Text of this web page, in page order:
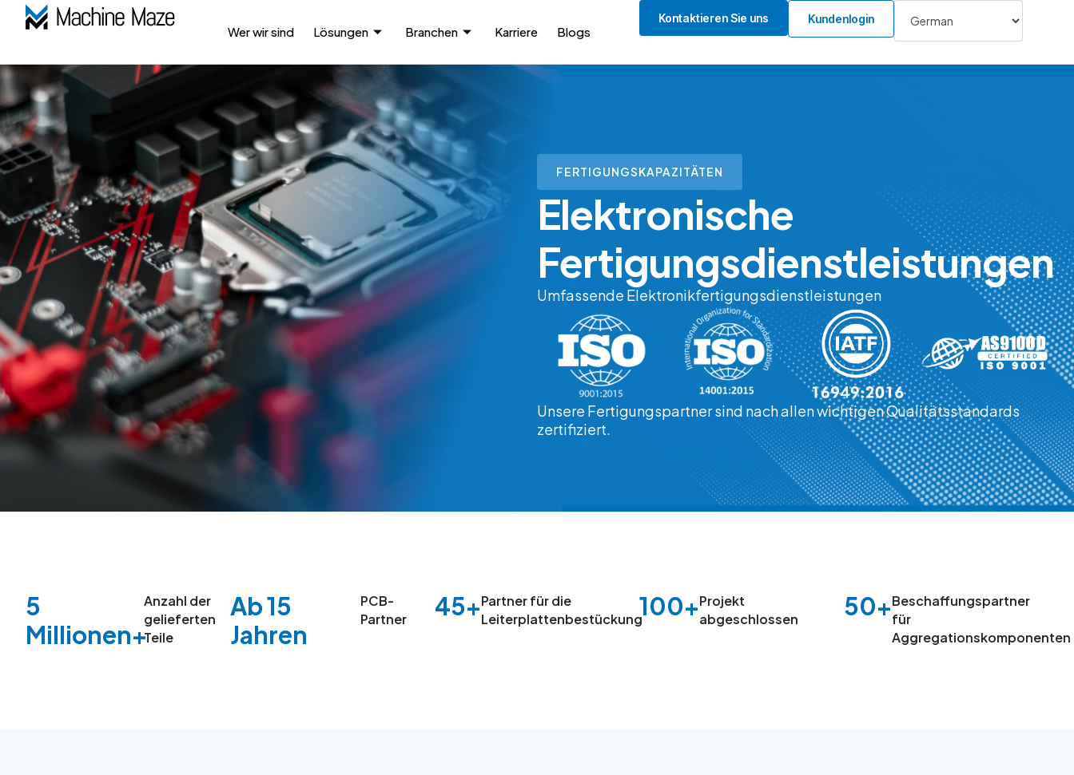
Wer wir sind Lösungen Branchen Karriere Blogs
Kontaktieren Sie uns Kundenlogin
FERTIGUNGSKAPAZITÄTEN
Elektronische
Fertigungsdienstleistungen
Umfassende Elektronikfertigungsdienstleistungen
Unsere Fertigungspartner sind nach allen wichtigen Qualitätsstandards
zertifiziert.
5
Millionen+
Anzahl der
gelieferten
Teile
Ab 15
Jahren
PCB-
Partner
45+Partner für die
Leiterplattenbestückung100+Projekt
abgeschlossen
50+Beschaffungspartner
für
Aggregationskomponenten